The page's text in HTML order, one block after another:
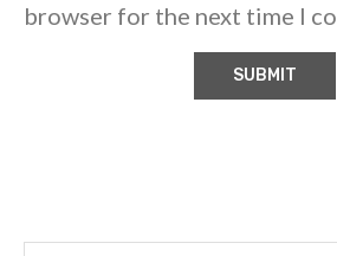
browser for the next time I